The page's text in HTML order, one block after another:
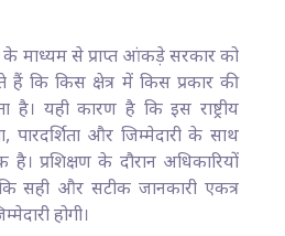
माध्यम से प्राप्त आंकड़े सरकार को
कि किस क्षेत्र में किस प्रकार की
यही कारण है कि इस राष्ट्रीय
पारदर्शिता और जिम्मेदारी के साथ
प्रशिक्षण के दौरान अधिकारियों
सही और सटीक जानकारी एकत्र
होगी।